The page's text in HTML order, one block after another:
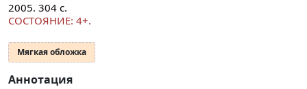
2005. 304 с.
СОСТОЯНИЕ: 4+.
Мягкая обложка
Аннотация